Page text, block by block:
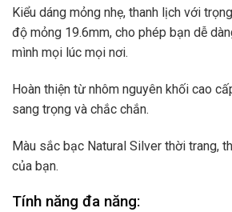
Kiểu dáng mỏng nhẹ, thanh lịch với
độ mỏng 19.6mm, cho phép bạn dễ
mình mọi lúc mọi nơi.
Hoàn thiện từ nhôm nguyên khối cao
sang trọng và chắc chắn.
Màu sắc bạc Natural Silver thời trang,
của bạn.
Tính năng đa năng: